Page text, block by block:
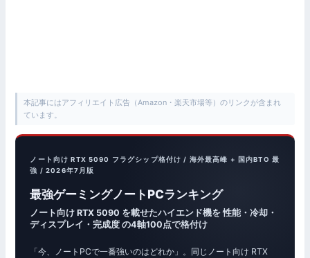
本記事にはアフィリエイト広告（Amazon・楽天市場等）のリンクが含まれ
ています。
ノート向け RTX 5090 フラグシップ格付け / 海外最高峰 + 国内BTO 最
強 / 2026年7月版
最強ゲーミングノートPCランキング
ノート向け RTX 5090 を載せたハイエンド機を 性能・冷却・
ディスプレイ・完成度 の4軸100点で格付け
「今、ノートPCで一番強いのはどれか」。同じノート向け RTX